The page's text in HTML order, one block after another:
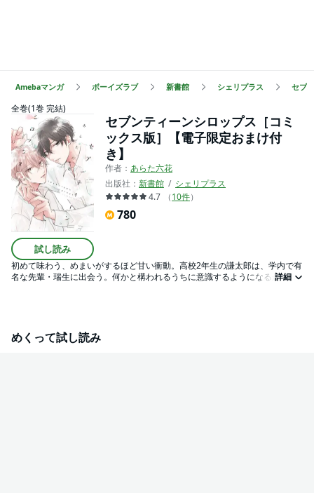
Amebaマンガ ボーイズラブ 新書館 シェリプラス セブ
全巻(1巻 完結)
試し読み
セブンティーンシロップス［コミ
ックス版］【電子限定おまけ付
き】
作者： あらた六花
出版社： 新書館
シェリプラス
4.7
（10件）
780
初めて味わう、めまいがするほど甘い衝動。高校2年生の謙太郎は、学内で有
名な先輩・瑞生に出会う。何かと構われるうちに意識するようになるが、あ
詳細
めくって試し読み